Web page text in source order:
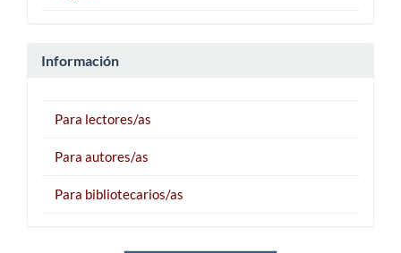
Información
Para lectores/as
Para autores/as
Para bibliotecarios/as